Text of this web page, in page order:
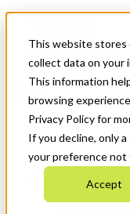
This website stores
collect data on your
This information
browsing
Privacy Policy for
If you decline, only
your preference not
Accept
News & Events
Get Started
Menu
Who We Are
Strategic